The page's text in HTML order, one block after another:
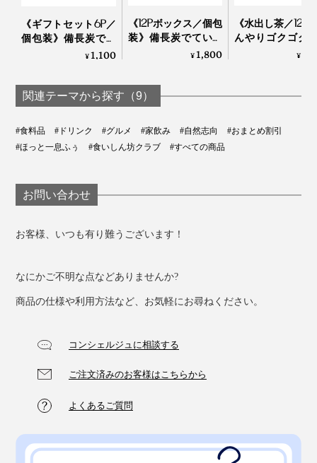
身魚やエビ天など、風味が強すぎない食材の天ぷらなら
違いがわかります。
市販のバニラアイスやミルクアイスの上に、ほうじ茶・
抹茶パウダーを振りかけるだけで香りが引き立ちお店の
味に。ヨーグルトやチョコレートにも合いますよ。
海外で日本茶が注目されているということが、まったく
届いていなかったことにショックを受けました。
生産者の多くは英語を話せず、ネットやメールが得意で
内で消費されていたのです。
そして、旅の中で有機栽培を30年続ける茶農家と出会
い、その生産者、茶畑、茶葉に一目惚れ。真のオーガニ
ックな日本茶を、世界へ届ける決意をしたのです。
茶畑の長閑な風景。そこに流れる長閑な時間。お茶を飲
《ギフトセット6P／
個包装》備長炭でて
いねいに炙った、お
（東／煎茶ベース、
西／ほうじ茶ベー
ル入ル
¥1,100
《12Pボックス／個包
装》備長炭でていね
いに炙った、おこげ
煎茶ベース、西／ほ
うじ茶ベース）」｜
¥1,800
《水出し茶／12P
んやりゴクゴク
長炭でていねい
「水出し緑茶・
¥
関連テーマから探す（9）
#食料品 #ドリンク #グルメ #家飲み #自然志向
#おまとめ割引
#ほっと一息ふぅ
#食いしん坊クラブ #すべての商品
お問い合わせ
お客様、いつも有り難うございます！
なにかご不明な点などありませんか?
商品の仕様や利用方法など、お気軽にお尋ねください。
コンシェルジュに相談する
ご注文済みのお客様はこちらから
よくあるご質問